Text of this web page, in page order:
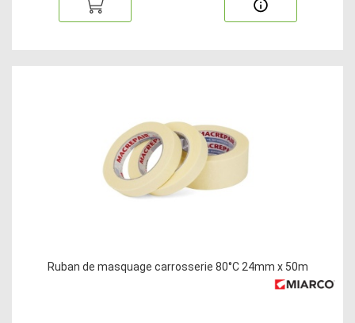
Ruban de masquage carrosserie 80°C 24mm x 50m